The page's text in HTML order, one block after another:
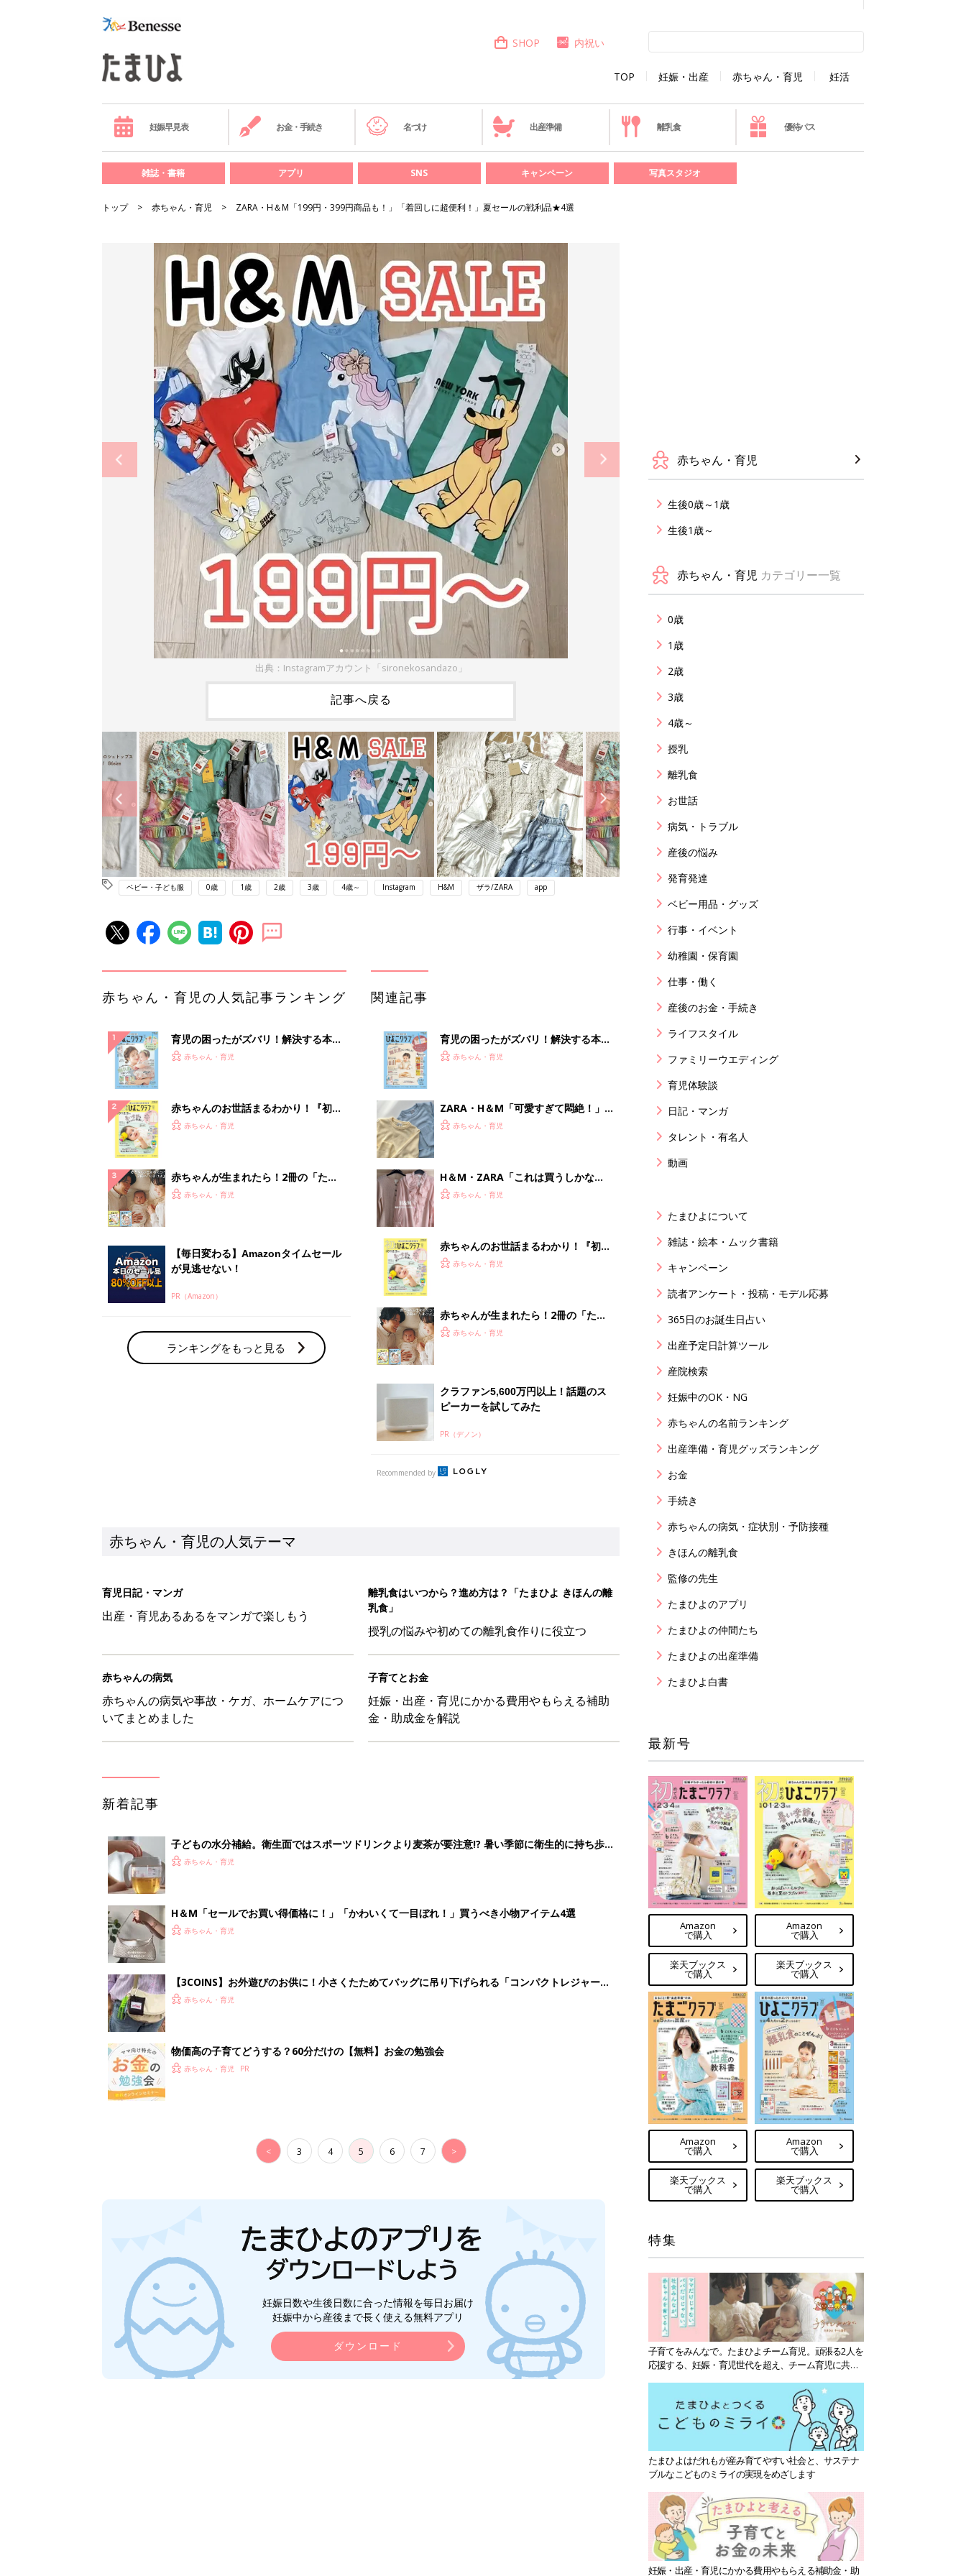
TOP 妊娠・出産 赤ちゃん・育児 妊活
SHOP 内祝い
妊娠早見表 お金・手続き 名づけ 出産準備 離乳食 優待パス
雑誌・書籍 アプリ SNS キャンペーン 写真スタジオ
トップ 赤ちゃん・育児 ZARA・H＆М「199円・399円商品も！」「着回しに超便利！」夏セールの戦利品★4選
出典：Instagramアカウント「sironekosandazo」
記事へ戻る
ベビー・子ども服 0歳 1歳 2歳 3歳 4歳～ Instagram H&M ザラ/ZARA app
赤ちゃん・育児の人気記事ランキング
育児の困ったがズバリ！解決する本
『ひよこクラブ 夏号』 4カ月～2才
赤ちゃん・育児
赤ちゃんのお世話まるわかり！『初め
てのひよこクラブ 夏号』〈巻頭大特
赤ちゃん・育児
赤ちゃんが生まれたら！2冊の「たま
ひよ」
赤ちゃん・育児
【毎日変わる】Amazonタイムセール
が見逃せない！
PR（Amazon）
ランキングをもっと見る
関連記事
育児の困ったがズバリ！解決する本
『ひよこクラブ 秋号』 4カ月～2才
赤ちゃん・育児
ZARA・H＆М「可愛すぎて悶絶！」
「ニット・スカート・ジャケット
赤ちゃん・育児
H＆М・ZARA「これは買うしかな
い！」「やさしいピンクカラーと透け
赤ちゃん・育児
赤ちゃんのお世話まるわかり！『初め
てのひよこクラブ 夏号』〈巻頭大特
赤ちゃん・育児
赤ちゃんが生まれたら！2冊の「たま
ひよ」
赤ちゃん・育児
クラファン5,600万円以上！話題のス
ピーカーを試してみた
PR（デノン）
Recommended by
赤ちゃん・育児の人気テーマ
育児日記・マンガ
出産・育児あるあるをマンガで楽しもう
離乳食はいつから？進め方は？「たまひよ きほんの離
乳食」
授乳の悩みや初めての離乳食作りに役立つ
赤ちゃんの病気
赤ちゃんの病気や事故・ケガ、ホームケアにつ
いてまとめました
子育てとお金
妊娠・出産・育児にかかる費用やもらえる補助
金・助成金を解説
新着記事
子どもの水分補給。衛生面ではスポーツドリンクより麦茶が要注意!? 暑い季節に衛生的に持ち歩
く3つのコツとは？【専門家監修】
赤ちゃん・育児
H＆М「セールでお買い得価格に！」「かわいくて一目ぼれ！」買うべき小物アイテム4選
赤ちゃん・育児
【3COINS】お外遊びのお供に！小さくたためてバッグに吊り下げられる「コンパクトレジャーシ
ート」
赤ちゃん・育児
物価高の子育てどうする？60分だけの【無料】お金の勉強会
赤ちゃん・育児
< 3 4 5 6 7 >
妊娠日数や生後日数に合った情報を毎日お届け
妊娠中から産後まで長く使える無料アプリ
ダウンロード
赤ちゃん・育児
生後0歳～1歳
生後1歳～
赤ちゃん・育児 カテゴリー一覧
0歳
1歳
2歳
3歳
4歳～
授乳
離乳食
お世話
病気・トラブル
産後の悩み
発育発達
ベビー用品・グッズ
行事・イベント
幼稚園・保育園
仕事・働く
産後のお金・手続き
ライフスタイル
ファミリーウエディング
育児体験談
日記・マンガ
タレント・有名人
動画
たまひよについて
雑誌・絵本・ムック書籍
キャンペーン
読者アンケート・投稿・モデル応募
365日のお誕生日占い
出産予定日計算ツール
産院検索
妊娠中のOK・NG
赤ちゃんの名前ランキング
出産準備・育児グッズランキング
お金
手続き
赤ちゃんの病気・症状別・予防接種
きほんの離乳食
監修の先生
たまひよのアプリ
たまひよの仲間たち
たまひよの出産準備
たまひよ白書
最新号
Amazon
で購入
楽天ブックス
で購入
Amazon
で購入
楽天ブックス
で購入
Amazon
で購入
楽天ブックス
で購入
Amazon
で購入
楽天ブックス
で購入
特集
子育てをみんなで。たまひよチーム育児。頑張る2人を
応援する、妊娠・育児世代を超え、チーム育児に共感
たまひよはだれもが産み育てやすい社会と、サステナ
ブルなこどものミライの実現をめざします
妊娠・出産・育児にかかる費用やもらえる補助金・助